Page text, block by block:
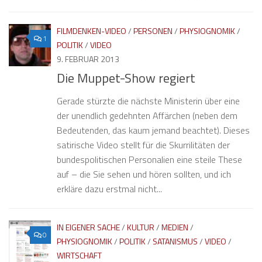
1
FILMDENKEN-VIDEO/PERSONEN/PHYSIOGNOMIK/
POLITIK/VIDEO
9. FEBRUAR 2013
Die Muppet-Show regiert
Gerade stürzte die nächste Ministerin über eine
der unendlich gedehnten Affärchen (neben dem
Bedeutenden, das kaum jemand beachtet). Dieses
satirische Video stellt für die Skurrilitäten der
bundespolitischen Personalien eine steile These
auf – die Sie sehen und hören sollten, und ich
erkläre dazu erstmal nicht...
0
IN EIGENER SACHE/KULTUR/MEDIEN/
PHYSIOGNOMIK/POLITIK/ SATANISMUS/VIDEO/
WIRTSCHAFT